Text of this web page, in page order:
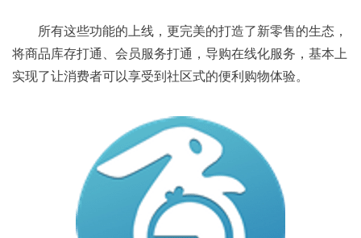
所有这些功能的上线，更完美的打造了新零售的生态，
将商品库存打通、会员服务打通，导购在线化服务，基本上
实现了让消费者可以享受到社区式的便利购物体验。